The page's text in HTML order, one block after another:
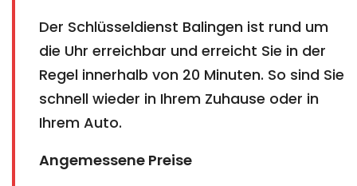
Der Schlüsseldienst Balingen ist rund um
die Uhr erreichbar und erreicht Sie in der
Regel innerhalb von 20 Minuten. So sind Sie
schnell wieder in Ihrem Zuhause oder in
Ihrem Auto.
Angemessene Preise